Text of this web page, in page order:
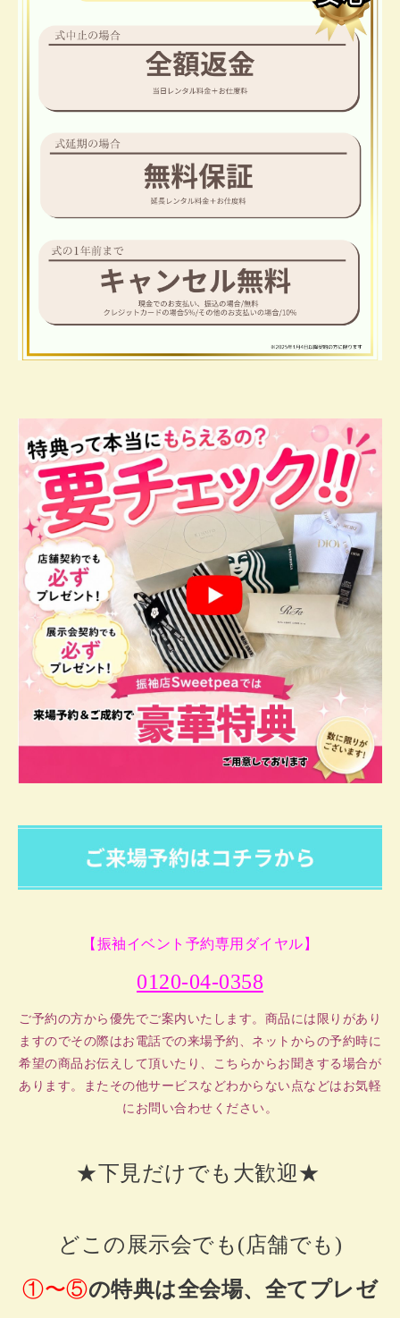
【振袖イベント予約専用ダイヤル】
0120-04-0358
ご予約の方から優先でご案内いたします。商品には限りがあり
ますのでその際はお電話での来場予約、ネットからの予約時に
希望の商品お伝えして頂いたり、こちらからお聞きする場合が
あります。またその他サービスなどわからない点などは お気軽
にお問い合わせください。
★下見だけでも大歓迎★
どこの展示会でも(店舗でも)
①〜⑤の特典は全会場、全てプレゼ